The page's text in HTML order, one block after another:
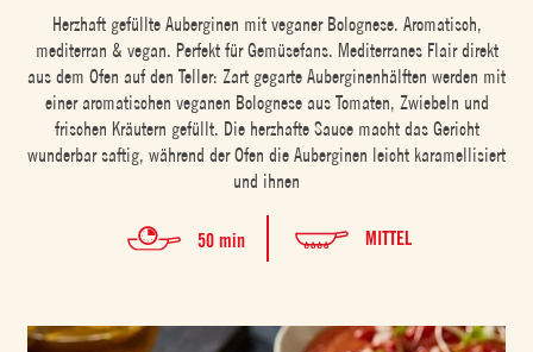
Herzhaft gefüllte Auberginen mit veganer Bolognese. Aromatisch,
mediterran & vegan. Perfekt für Gemüsefans. Mediterranes Flair direkt
aus dem Ofen auf den Teller: Zart gegarte Auberginenhälften werden mit
einer aromatischen veganen Bolognese aus Tomaten, Zwiebeln und
frischen Kräutern gefüllt. Die herzhafte Sauce macht das Gericht
wunderbar saftig, während der Ofen die Auberginen leicht karamellisiert
und ihnen
50 min MITTEL